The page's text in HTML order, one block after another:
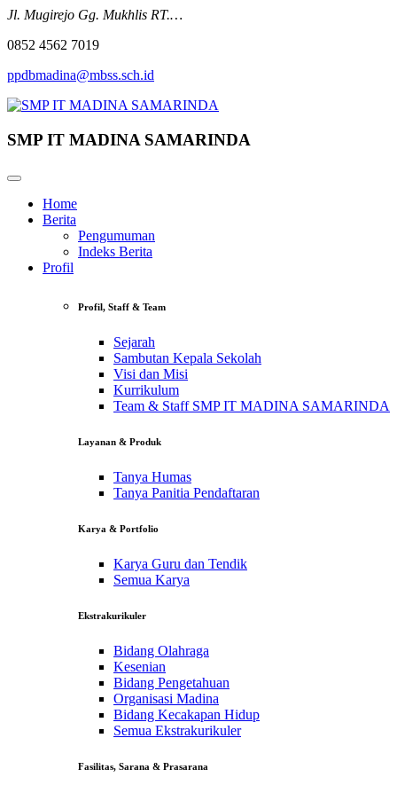
Jl. Mugirejo Gg. Mukhlis RT.…
0852 4562 7019
ppdbmadina@mbss.sch.id
SMP IT MADINA SAMARINDA
Home
Berita
Pengumuman
Indeks Berita
Profil
Profil, Staff & Team
Sejarah
Sambutan Kepala Sekolah
Visi dan Misi
Kurrikulum
Team & Staff SMP IT MADINA SAMARINDA
Layanan & Produk
Tanya Humas
Tanya Panitia Pendaftaran
Karya & Portfolio
Karya Guru dan Tendik
Semua Karya
Ekstrakurikuler
Bidang Olahraga
Kesenian
Bidang Pengetahuan
Organisasi Madina
Bidang Kecakapan Hidup
Semua Ekstrakurikuler
Fasilitas, Sarana & Prasarana